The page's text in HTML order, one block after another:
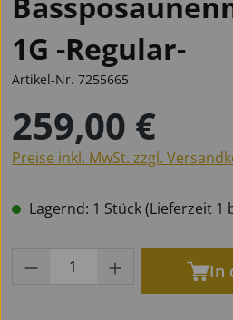
1G -Regular-
Artikel-Nr. 7255665
Regulärer Preis:
259,00 €
Preise inkl. MwSt. zzgl.
Lagernd: 1 Stück (Lieferzeit 1
Produkt Anzahl: GibIn